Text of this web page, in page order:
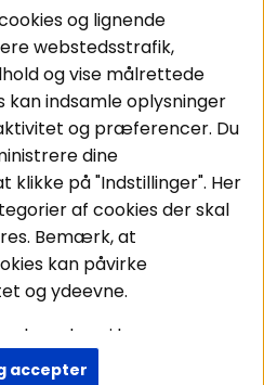
Retur
Følg os
Instagram
Facebook
Youtube
og lignende
webstedsstrafik,
og vise målrettede
kan indsamle oplysninger
og præferencer. Du
dine
klikke på "Indstillinger". Her
af cookies der skal
Bemærk, at
kan påvirke
og ydeevne.
hvordan vi bruger
personoplysninger, læs
accepter